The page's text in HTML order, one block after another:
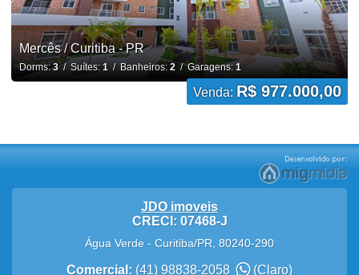
Mercês / Curitiba - PR
Dorms:3/ Suítes:1 / Banheiros: 2/ Garagens: 1
Venda: R$ 977.000,00
JDO imoveis
CRECI: 07468-J
Água Verde - Curitiba/PR 80240-290
Comercial: (41) 98838-2058 (Claro)